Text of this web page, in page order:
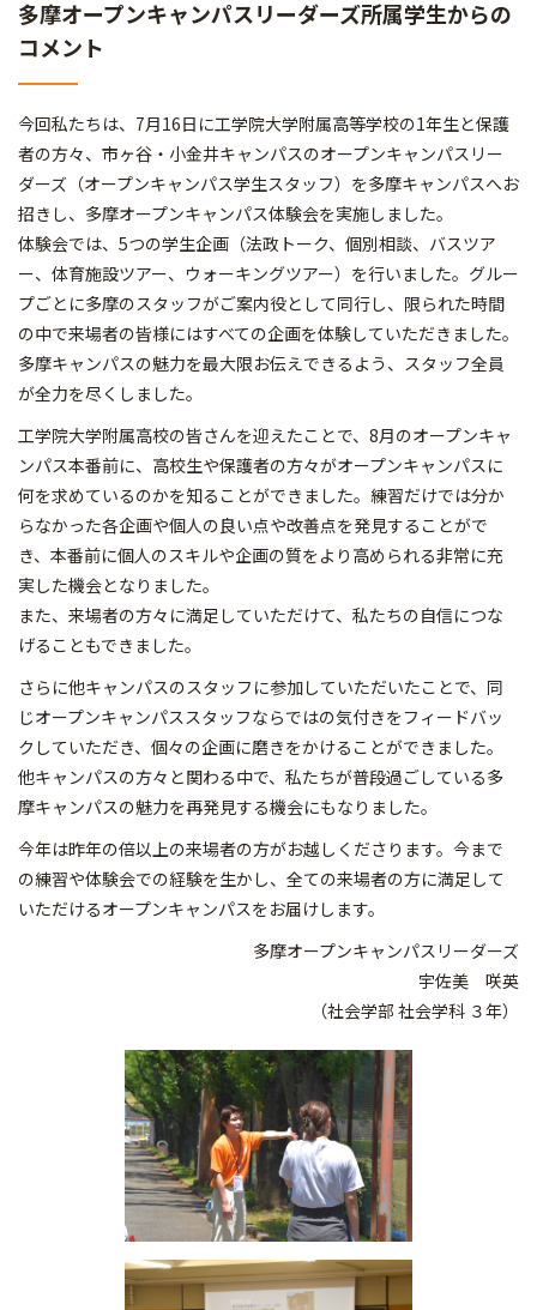
多摩オープンキャンパスリーダーズ所属学生からの
コメント
今回私たちは、7月16日に工学院大学附属高等学校の1年生と保護
者の方々、市ヶ谷・小金井キャンパスのオープンキャンパスリー
ダーズ（オープンキャンパス学生スタッフ）を多摩キャンパスへお
招きし、多摩オープンキャンパス体験会を実施しました。
体験会では、5つの学生企画（法政トーク、個別相談、バスツア
ー、体育施設ツアー、ウォーキングツアー）を行いました。グルー
プごとに多摩のスタッフがご案内役として同行し、限られた時間
の中で来場者の皆様にはすべての企画を体験していただきました。
多摩キャンパスの魅力を最大限お伝えできるよう、スタッフ全員
が全力を尽くしました。
工学院大学附属高校の皆さんを迎えたことで、8月のオープンキャ
ンパス本番前に、高校生や保護者の方々がオープンキャンパスに
何を求めているのかを知ることができました。練習だけでは分か
らなかった各企画や個人の良い点や改善点を発見することがで
き、本番前に個人のスキルや企画の質をより高められる非常に充
実した機会となりました。
また、来場者の方々に満足していただけて、私たちの自信につな
げることもできました。
さらに他キャンパスのスタッフに参加していただいたことで、同
じオープンキャンパススタッフならではの気付きをフィードバッ
クしていただき、個々の企画に磨きをかけることができました。
他キャンパスの方々と関わる中で、私たちが普段過ごしている多
摩キャンパスの魅力を再発見する機会にもなりました。
今年は昨年の倍以上の来場者の方がお越しくださります。今まで
の練習や体験会での経験を生かし、全ての来場者の方に満足して
いただけるオープンキャンパスをお届けします。
多摩オープンキャンパスリーダーズ
宇佐美 咲英
（社会学部 社会学科 ３年）